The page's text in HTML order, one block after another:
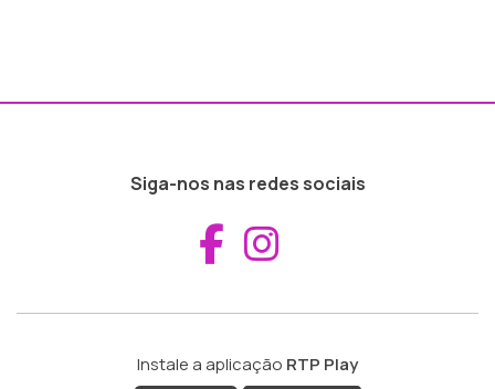
Siga-nos nas redes sociais
Aceder ao
Instale a aplicação RTP Play